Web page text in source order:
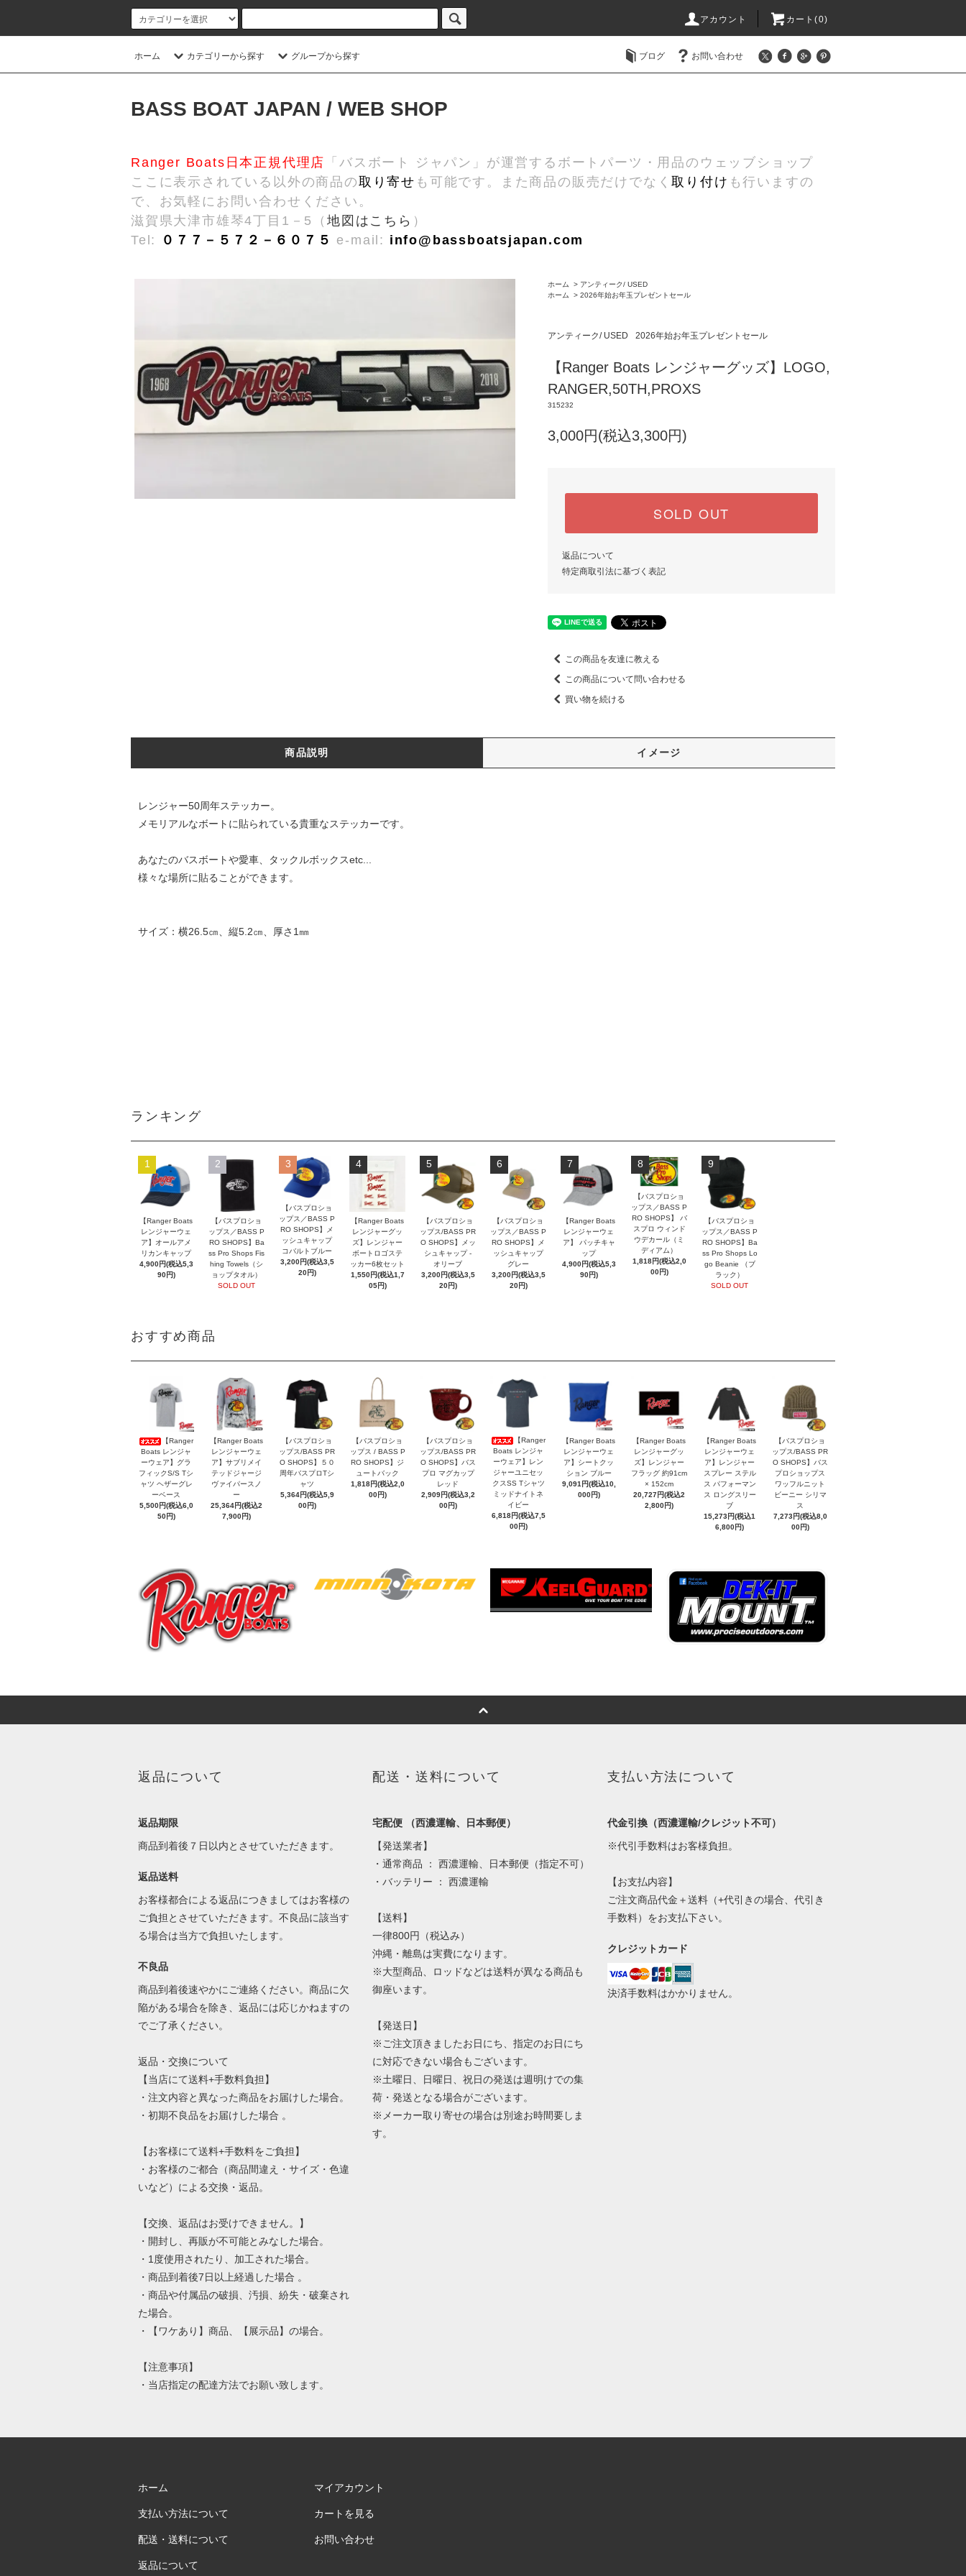
アカウント カート(0)
ホーム カテゴリーから探す グループから探す ブログ お問い合わせ
BASS BOAT JAPAN / WEB SHOP
Ranger Boats日本正規代理店 「バスボート ジャパン」が運営するボートパーツ・用品のウェッブショップ
ここに表示されている以外の商品の取り寄せ も可能です。また商品の販売だけでなく取り付け も行いますの
で、お気軽にお問い合わせください。
滋賀県大津市雄琴4丁目1－5（地図はこちら ）
Tel:
０７７－５７２－６０７５ e-mail: info@bassboatsjapan.com
ホーム > アンティーク/ USED
ホーム
> 2026年始お年玉プレゼントセール
アンティーク/ USED 2026年始お年玉プレゼントセール
【Ranger Boats レンジャーグッズ】LOGO,
RANGER,50TH,PROXS
315232
3,000円(税込3,300円)
SOLD OUT
返品について
特定商取引法に基づく表記
この商品を友達に教える
この商品について問い合わせる
買い物を続ける
商品説明 イメージ
レンジャー50周年ステッカー。
メモリアルなボートに貼られている貴重なステッカーです。
あなたのバスボートや愛車、タックルボックスetc...
様々な場所に貼ることができます。
サイズ：横26.5㎝、縦5.2㎝、厚さ1㎜
ランキング
1
【Ranger Boats
レンジャーウェ
ア】オールアメ
リカンキャップ
4,900円(税込5,3
90円)
2
【バスプロショ
ップス／BASS P
RO SHOPS】Ba
ss Pro Shops Fis
hing Towels（シ
ョップタオル）
SOLD OUT
3
【バスプロショ
ップス／BASS P
RO SHOPS】メ
ッシュキャップ
コバルトブルー
3,200円(税込3,5
20円)
4
【Ranger Boats
レンジャーグッ
ズ】レンジャー
ボートロゴステ
ッカー6枚セット
1,550円(税込1,7
05円)
5
【バスプロショ
ップス/BASS PR
O SHOPS】メッ
シュキャップ -
オリーブ
3,200円(税込3,5
20円)
6
【バスプロショ
ップス／BASS P
RO SHOPS】メ
ッシュキャップ
グレー
3,200円(税込3,5
20円)
7
【Ranger Boats
レンジャーウェ
ア】 パッチキャ
ップ
4,900円(税込5,3
90円)
8
【バスプロショ
ップス／BASS P
RO SHOPS】 バ
スプロ ウィンド
ウデカール（ミ
ディアム）
1,818円(税込2,0
00円)
9
【バスプロショ
ップス／BASS P
RO SHOPS】Ba
ss Pro Shops Lo
go Beanie （ブ
ラック）
SOLD OUT
おすすめ商品
【Ranger
Boats レンジャ
ーウェア】グラ
フィックS/S Tシ
ャツ ヘザーグレ
ーベース
5,500円(税込6,0
50円)
【Ranger Boats
レンジャーウェ
ア】サブリメイ
テッドジャージ
ヴァイパースノ
ー
25,364円(税込2
7,900円)
【バスプロショ
ップス/BASS PR
O SHOPS】５０
周年バスプロTシ
ャツ
5,364円(税込5,9
00円)
【バスプロショ
ップス / BASS P
RO SHOPS】ジ
ュートバック
1,818円(税込2,0
00円)
【バスプロショ
ップス/BASS PR
O SHOPS】バス
プロ マグカップ
レッド
2,909円(税込3,2
00円)
【Ranger
Boats レンジャ
ーウェア】レン
ジャーユニセッ
クスSS Tシャツ
ミッドナイトネ
イビー
6,818円(税込7,5
00円)
【Ranger Boats
レンジャーウェ
ア】シートクッ
ション ブルー
9,091円(税込10,
000円)
【Ranger Boats
レンジャーグッ
ズ】レンジャー
フラッグ 約91cm
× 152cm
20,727円(税込2
2,800円)
【Ranger Boats
レンジャーウェ
ア】レンジャー
スプレー ステル
ス パフォーマン
ス ロングスリー
ブ
15,273円(税込1
6,800円)
【バスプロショ
ップス/BASS PR
O SHOPS】バス
プロショップス
ワッフルニット
ビーニー シリマ
ス
7,273円(税込8,0
00円)
返品について
返品期限
商品到着後７日以内とさせていただきます。
返品送料
お客様都合による返品につきましてはお客様の
ご負担とさせていただきます。不良品に該当す
る場合は当方で負担いたします。
不良品
商品到着後速やかにご連絡ください。商品に欠
陥がある場合を除き、返品には応じかねますの
でご了承ください。
返品・交換について
【当店にて送料+手数料負担】
・注文内容と異なった商品をお届けした場合。
・初期不良品をお届けした場合 。
【お客様にて送料+手数料をご負担】
・お客様のご都合（商品間違え・サイズ・色違
いなど）による交換・返品。
【交換、返品はお受けできません。】
・開封し、再販が不可能とみなした場合。
・1度使用されたり、加工された場合。
・商品到着後7日以上経過した場合 。
・商品や付属品の破損、汚損、紛失・破棄され
た場合。
・【ワケあり】商品、【展示品】の場合。
【注意事項】
・当店指定の配達方法でお願い致します。
配送・送料について
宅配便 （西濃運輸、日本郵便）
【発送業者】
・通常商品 ： 西濃運輸、日本郵便（指定不可）
・バッテリー ： 西濃運輸
【送料】
一律800円（税込み）
沖縄・離島は実費になります。
※大型商品、ロッドなどは送料が異なる商品も
御座います。
【発送日】
※ご注文頂きましたお日にち、指定のお日にち
に対応できない場合もございます。
※土曜日、日曜日、祝日の発送は週明けでの集
荷・発送となる場合がございます。
※メーカー取り寄せの場合は別途お時間要しま
す。
支払い方法について
代金引換（西濃運輸/クレジット不可）
※代引手数料はお客様負担。
【お支払内容】
ご注文商品代金＋送料（+代引きの場合、代引き
手数料）をお支払下さい。
クレジットカード
決済手数料はかかりません。
ホーム
支払い方法について
配送・送料について
返品について
マイアカウント
カートを見る
お問い合わせ